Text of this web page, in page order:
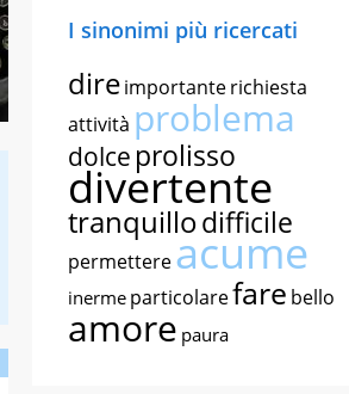
I sinonimi più ricercati
direimportanterichiesta
attività problema
dolce prolisso
divertente
tranquillodifficile
permettereacume
inerme particolarefare bello
amore paura